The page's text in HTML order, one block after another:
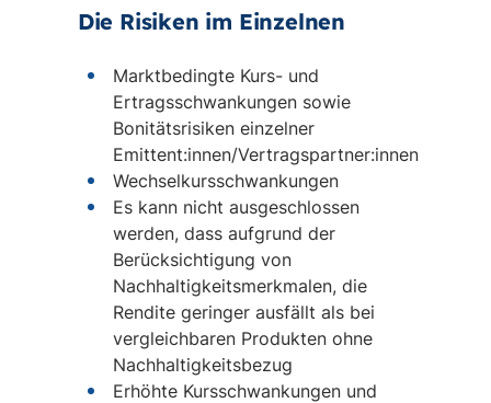
Die Risiken im Einzelnen
Marktbedingte Kurs- und
Ertragsschwankungen sowie
Bonitätsrisiken einzelner
Emittent:innen/Vertragspartner:innen
Wechselkursschwankungen
Es kann nicht ausgeschlossen
werden, dass aufgrund der
Berücksichtigung von
Nachhaltigkeitsmerkmalen, die
Rendite geringer ausfällt als bei
vergleichbaren Produkten ohne
Nachhaltigkeitsbezug
Erhöhte Kursschwankungen und